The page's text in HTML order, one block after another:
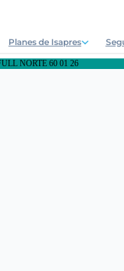
Planes de Isapres
NORTE 60 01 26